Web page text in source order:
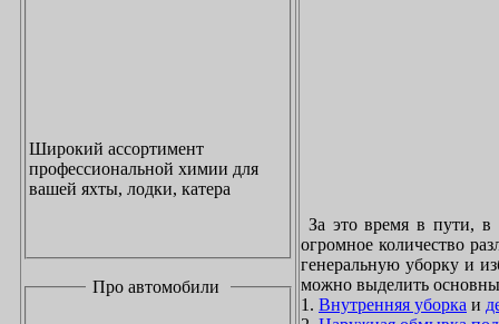
Широкий ассортимент
профессиональной химии для
вашей яхты, лодки, катера
Про автомобили
За это время в пути,
огромное количество
генеральную уборку и
можно выделить
1. Внутренняя уборка и